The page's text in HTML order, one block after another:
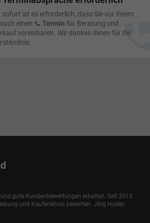
sofort ist es erforderlich, dass Sie vor Ihrem
einen 📞Termin für Beratung und
vereinbaren. Wir danken Ihnen für Ihr
gute Kundenbewertungen erhalten. Seit 2013
und Kauferlebnis bewerten. Jörg Hudec